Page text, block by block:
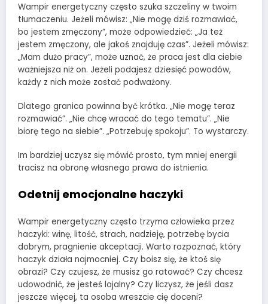
Wampir energetyczny często szuka szczeliny w twoim
tłumaczeniu. Jeżeli mówisz: „Nie mogę dziś rozmawiać,
bo jestem zmęczony”, może odpowiedzieć: „Ja też
jestem zmęczony, ale jakoś znajduję czas”. Jeżeli mówisz:
„Mam dużo pracy”, może uznać, że praca jest dla ciebie
ważniejsza niż on. Jeżeli podajesz dziesięć powodów,
każdy z nich może zostać podważony.
Dlatego granica powinna być krótka. „Nie mogę teraz
rozmawiać”. „Nie chcę wracać do tego tematu”. „Nie
biorę tego na siebie”. „Potrzebuję spokoju”. To wystarczy.
Im bardziej uczysz się mówić prosto, tym mniej energii
tracisz na obronę własnego prawa do istnienia.
Odetnij emocjonalne haczyki
Wampir energetyczny często trzyma człowieka przez
haczyki: winę, litość, strach, nadzieję, potrzebę bycia
dobrym, pragnienie akceptacji. Warto rozpoznać, który
haczyk działa najmocniej. Czy boisz się, że ktoś się
obrazi? Czy czujesz, że musisz go ratować? Czy chcesz
udowodnić, że jesteś lojalny? Czy liczysz, że jeśli dasz
jeszcze więcej, ta osoba wreszcie cię doceni?